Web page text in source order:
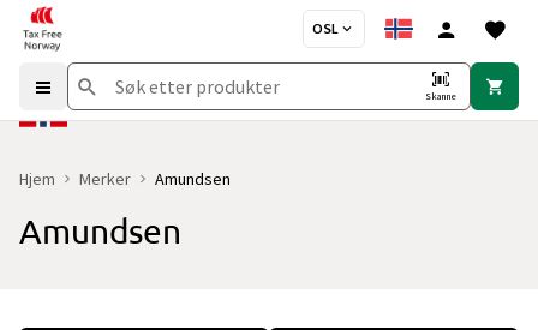
OSL
Skanne
Hjem Merker Amundsen
Amundsen